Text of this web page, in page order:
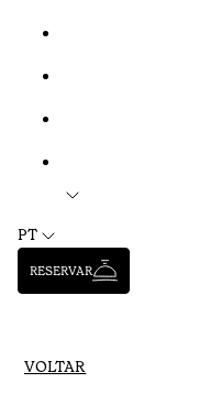
PT
RESERVAR
VOLTAR